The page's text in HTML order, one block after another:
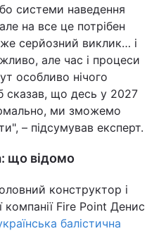
системи наведення
на все це потрібен
серйозний виклик… і
але час і процеси
особливо нічого
що десь у 2027
ми зможемо
– підсумував експерт.
що відомо
конструктор і
компанії Fire Point Денис
балістична